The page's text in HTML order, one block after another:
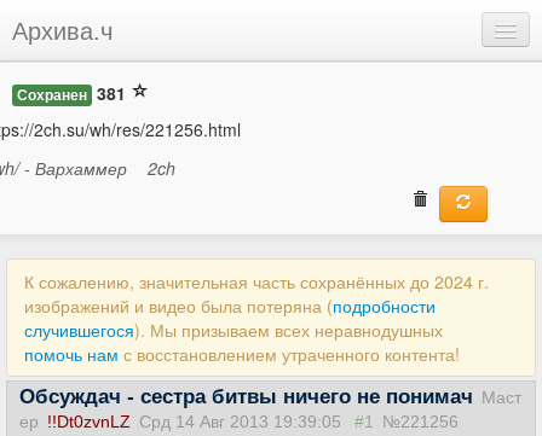
Архива.ч
Войти
Сохранен 381
2ch.su/wh/res/221256.html
- Вархаммер
2ch
К сожалению, значительная часть сохранённых до 2024 г.
изображений и видео была потеряна (подробности
случившегося). Мы призываем всех неравнодушных
помочь нам с восстановлением утраченного контента!
Обсуждач - сестра битвы ничего не понимач Маст
ер !!Dt0zvnLZ Срд 14 Авг 2013 19:39:05 #1 №221256